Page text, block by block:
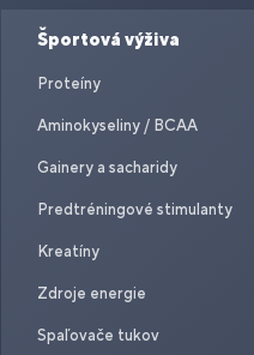
Športová výživa
Proteíny
Aminokyseliny / BCAA
Gainery a sacharidy
Predtréningové stimulanty
Kreatíny
Zdroje energie
Spaľovače tukov